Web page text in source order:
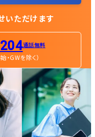
いただけます
通話無料
GWを除く）